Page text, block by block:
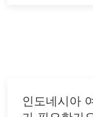
인도네시아